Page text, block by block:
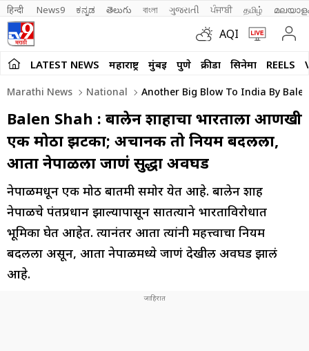
हिन्दी News9 ಕನ್ನಡ తెలుగు বাংলা ગુજરાતી ਪੰਜਾਬੀ தமிழ்
AQI
LATEST NEWS महाराष्ट्र मुंबई पुणे क्रीडा सिनेमा REELS
Marathi News National Another Big Blow To India By
Balen Shah : बालेन शाहाचा भारताला आणखी
एक मोठा झटका; अचानक तो नियम बदलला,
आता नेपाळला जाणं सुद्धा अवघड
नेपाळमधून एक मोठी बातमी समोर येत आहे. बालेन शाह
नेपाळचे पंतप्रधान झाल्यापासून सातत्याने भारताविरोधात
भूमिका घेत आहेत. त्यानंतर आता त्यांनी महत्त्वाचा नियम
बदलला असून, आता नेपाळमध्ये जाणं देखील अवघड झालं
आहे.